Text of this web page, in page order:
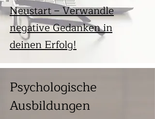
Neustart – Verwandle
negative Gedanken in
deinen Erfolg!
Psychologische
Ausbildungen